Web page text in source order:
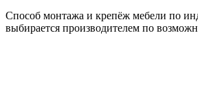
Способ монтажа и крепёж мебели по
выбирается производителем по